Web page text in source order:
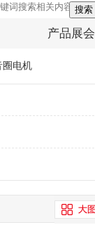
搜索
产品展会
圈电机